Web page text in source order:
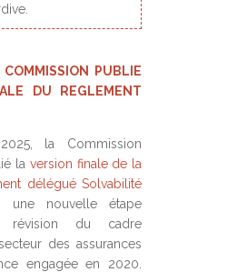
PUBLIE
DU REGLEMENT
la Commission
la version finale de la
délégué Solvabilité
une nouvelle étape
du cadre
des assurances
engagée en 2020.